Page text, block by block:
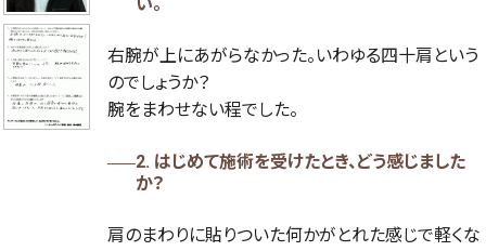
右腕が上にあがらなかった。いわゆる四十肩という
のでしょうか？
腕をまわせない程でした。
2. はじめて施術を受けたとき、どう感じました
か？
肩のまわりに貼りついた何かがとれた感じで軽くな